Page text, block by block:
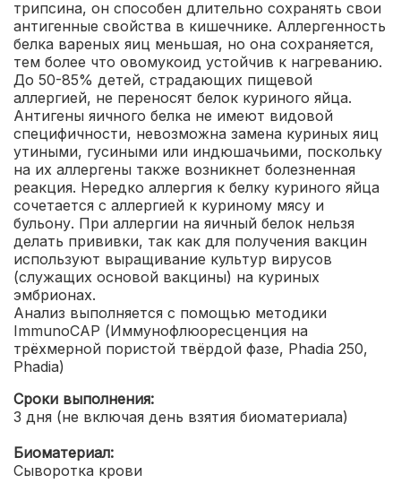
трипсина, он способен длительно сохранять свои
антигенные свойства в кишечнике. Аллергенность
белка вареных яиц меньшая, но она сохраняется,
тем более что овомукоид устойчив к нагреванию.
До 50-85% детей, страдающих пищевой
аллергией, не переносят белок куриного яйца.
Антигены яичного белка не имеют видовой
специфичности, невозможна замена куриных яиц
утиными, гусиными или индюшачьими, поскольку
на их аллергены также возникнет болезненная
реакция. Нередко аллергия к белку куриного яйца
сочетается с аллергией к куриному мясу и
бульону. При аллергии на яичный белок нельзя
делать прививки, так как для получения вакцин
используют выращивание культур вирусов
(служащих основой вакцины) на куриных
эмбрионах.
Анализ выполняется с помощью методики
ImmunoCAP (Иммунофлюоресценция на
трёхмерной пористой твёрдой фазе, Phadia 250,
Phadia)
Сроки выполнения:
3 дня (не включая день взятия биоматериала)
Биоматериал:
Сыворотка крови